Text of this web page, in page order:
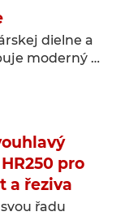
dielne a
moderný …
pro
a řeziva
řadu